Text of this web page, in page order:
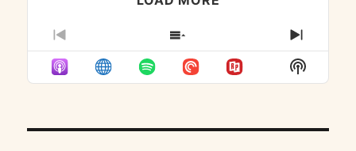
PREVIOUS
EPISODE
SHOW
EPISODES
LIST
NEXT
Show
Podcast